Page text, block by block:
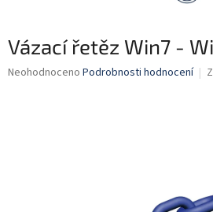
Vázací řetěz Win7 -
Průměrné
Neohodnoceno Podrobnosti hodnocení